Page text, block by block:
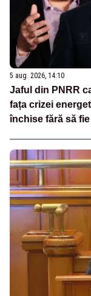
5 aug. 2026, 14:10
Jaful din PNRR
fața crizei
închise fără să